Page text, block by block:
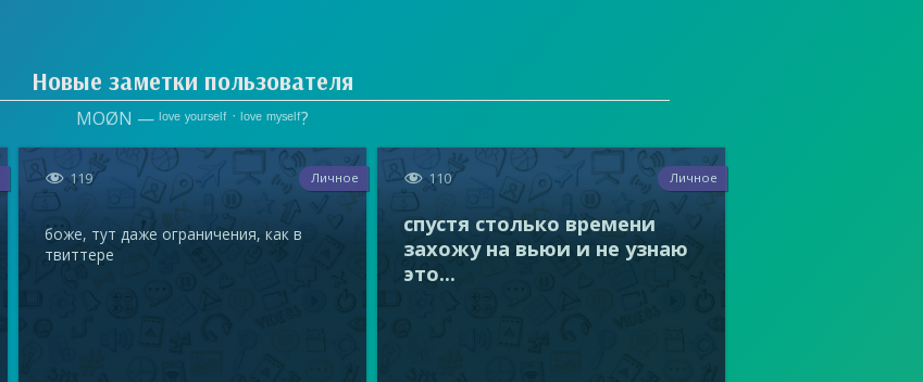
Новые заметки пользователя
MOØN — ˡᵒᵛᵉ ʸᵒᵘʳˢᵉˡᶠ ˑ ˡᵒᵛᵉ ᵐʸˢᵉˡᶠ?
 119 Личное
боже, тут даже ограничения, как в
твиттере
 110 Личное
спустя столько времени
захожу на вьюи и не узнаю
это...